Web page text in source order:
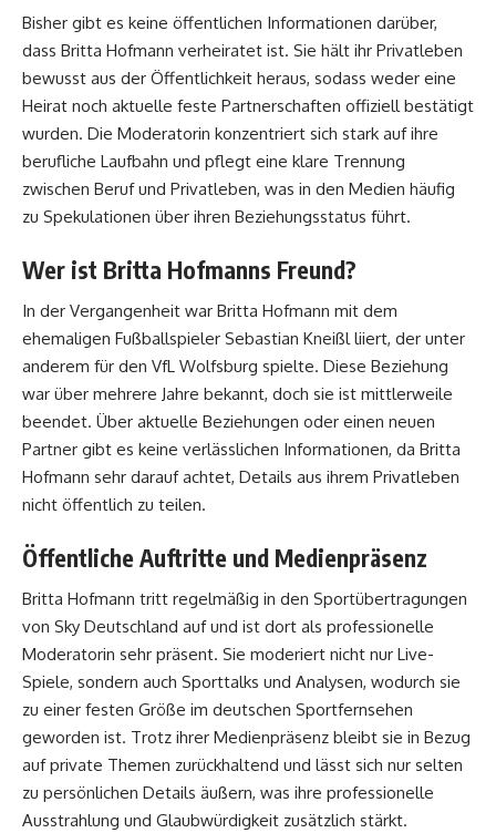
Bisher gibt es keine öffentlichen Informationen darüber,
dass Britta Hofmann verheiratet ist. Sie hält ihr Privatleben
bewusst aus der Öffentlichkeit heraus, sodass weder eine
Heirat noch aktuelle feste Partnerschaften offiziell bestätigt
wurden. Die Moderatorin konzentriert sich stark auf ihre
berufliche Laufbahn und pflegt eine klare Trennung
zwischen Beruf und Privatleben, was in den Medien häufig
zu Spekulationen über ihren Beziehungsstatus führt.
Wer ist Britta Hofmanns Freund?
In der Vergangenheit war Britta Hofmann mit dem
ehemaligen Fußballspieler Sebastian Kneißl liiert, der unter
anderem für den VfL Wolfsburg spielte. Diese Beziehung
war über mehrere Jahre bekannt, doch sie ist mittlerweile
beendet. Über aktuelle Beziehungen oder einen neuen
Partner gibt es keine verlässlichen Informationen, da Britta
Hofmann sehr darauf achtet, Details aus ihrem Privatleben
nicht öffentlich zu teilen.
Öffentliche Auftritte und Medienpräsenz
Britta Hofmann tritt regelmäßig in den Sportübertragungen
von Sky Deutschland auf und ist dort als professionelle
Moderatorin sehr präsent. Sie moderiert nicht nur Live-
Spiele, sondern auch Sporttalks und Analysen, wodurch sie
zu einer festen Größe im deutschen Sportfernsehen
geworden ist. Trotz ihrer Medienpräsenz bleibt sie in Bezug
auf private Themen zurückhaltend und lässt sich nur selten
zu persönlichen Details äußern, was ihre professionelle
Ausstrahlung und Glaubwürdigkeit zusätzlich stärkt.